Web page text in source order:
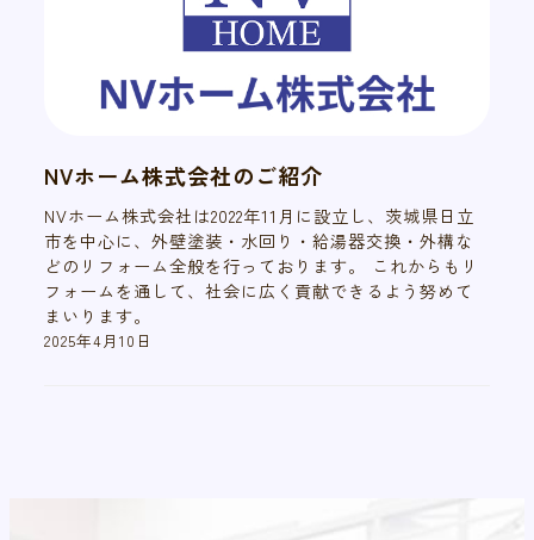
NVホーム株式会社のご紹介
NVホーム株式会社は2022年11月に設立し、茨城県日立
市を中心に、外壁塗装・水回り・給湯器交換・外構な
どのリフォーム全般を行っております。 これからもリ
フォームを通して、社会に広く貢献できるよう努めて
まいります。
投稿日
2025年4月10日